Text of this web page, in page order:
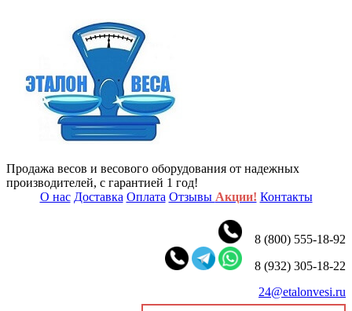
Продажа весов и весового оборудования от надежных
производителей, с гарантией 1 год!
О нас Доставка Оплата Отзывы Акции! Контакты
8 (800) 555-18-92
8 (932) 305-18-22
24@etalonvesi.ru